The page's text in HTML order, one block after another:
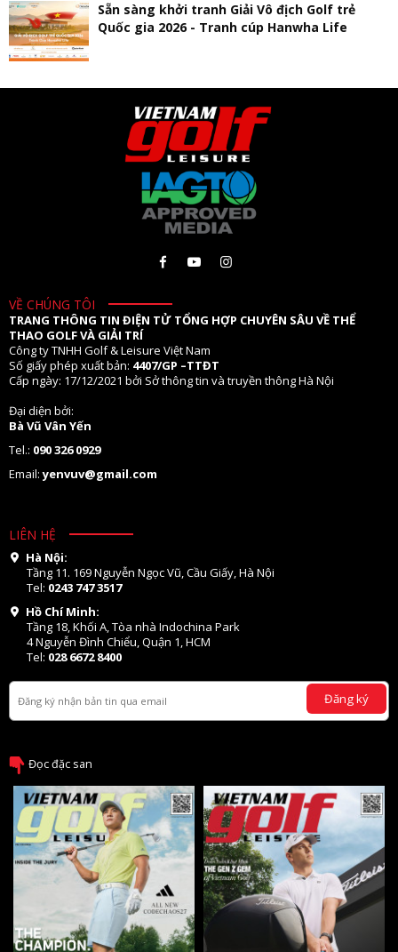
Sẵn sàng khởi tranh Giải Vô địch Golf trẻ
Quốc gia 2026 - Tranh cúp Hanwha Life
VỀ CHÚNG TÔI
TRANG THÔNG TIN ĐIỆN TỬ TỔNG HỢP CHUYÊN SÂU VỀ THỂ
THAO GOLF VÀ GIẢI TRÍ
Công ty TNHH Golf & Leisure Việt Nam
Số giấy phép xuất bản: 4407/GP –TTĐT
Cấp ngày: 17/12/2021 bởi Sở thông tin và truyền thông Hà Nội
Đại diện bởi:
Bà Vũ Vân Yến
Tel.: 090 326 0929
Email:yenvuv@gmail.com
LIÊN HỆ
Hà Nội:
Tầng 11. 169 Nguyễn Ngọc Vũ, Cầu Giấy, Hà Nội
Tel: 0243 747 3517
Hồ Chí Minh:
Tầng 18, Khối A, Tòa nhà Indochina Park
4 Nguyễn Đình Chiểu, Quận 1, HCM
Tel: 028 6672 8400
Đăng ký
Đọc đặc san